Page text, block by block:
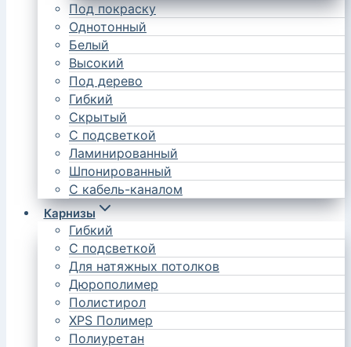
Под покраску
Однотонный
Белый
Высокий
Под дерево
Гибкий
Скрытый
С подсветкой
Ламинированный
Шпонированный
С кабель-каналом
Карнизы
Гибкий
С подсветкой
Для натяжных потолков
Дюрополимер
Полистирол
XPS Полимер
Полиуретан